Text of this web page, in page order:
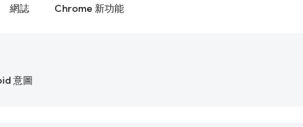
網誌 Chrome 新功能
意圖